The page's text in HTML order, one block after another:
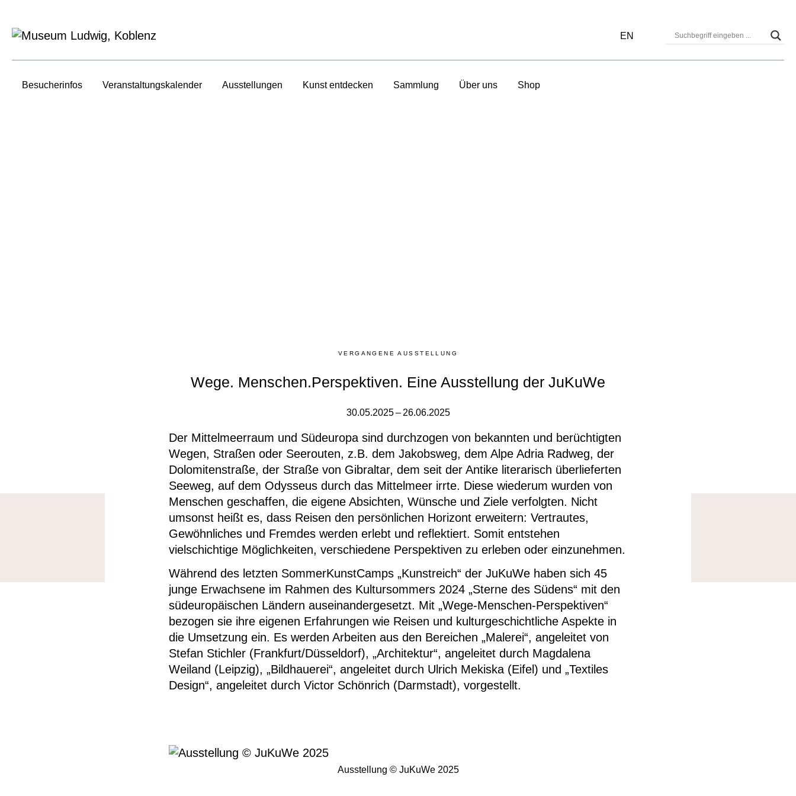
Besucherinfos Veranstaltungs­kalender Ausstellungen Kunst entdecken Sammlung Über uns Shop
EN
VERGANGENE AUSSTELLUNG
Wege. Menschen.Perspektiven. Eine Ausstellung der JuKuWe
30.05.2025 – 26.06.2025
Der Mittelmeerraum und Südeuropa sind durchzogen von bekannten und berüchtigten
Wegen, Straßen oder Seerouten, z.B. dem Jakobsweg, dem Alpe Adria Radweg, der
Dolomitenstraße, der Straße von Gibraltar, dem seit der Antike literarisch überlieferten
Seeweg, auf dem Odysseus durch das Mittelmeer irrte. Diese wiederum wurden von
Menschen geschaffen, die eigene Absichten, Wünsche und Ziele verfolgten. Nicht
umsonst heißt es, dass Reisen den persönlichen Horizont erweitern: Vertrautes,
Gewöhnliches und Fremdes werden erlebt und reflektiert. Somit entstehen
vielschichtige Möglichkeiten, verschiedene Perspektiven zu erleben oder einzunehmen.
Während des letzten SommerKunstCamps „Kunstreich“ der JuKuWe haben sich 45
junge Erwachsene im Rahmen des Kultursommers 2024 „Sterne des Südens“ mit den
südeuropäischen Ländern auseinandergesetzt. Mit „Wege-Menschen-Perspektiven“
bezogen sie ihre eigenen Erfahrungen wie Reisen und kulturgeschichtliche Aspekte in
die Umsetzung ein. Es werden Arbeiten aus den Bereichen „Malerei“, angeleitet von
Stefan Stichler (Frankfurt/Düsseldorf), „Architektur“, angeleitet durch Magdalena
Weiland (Leipzig), „Bildhauerei“, angeleitet durch Ulrich Mekiska (Eifel) und „Textiles
Design“, angeleitet durch Victor Schönrich (Darmstadt), vorgestellt.
Ausstellung © JuKuWe 2025